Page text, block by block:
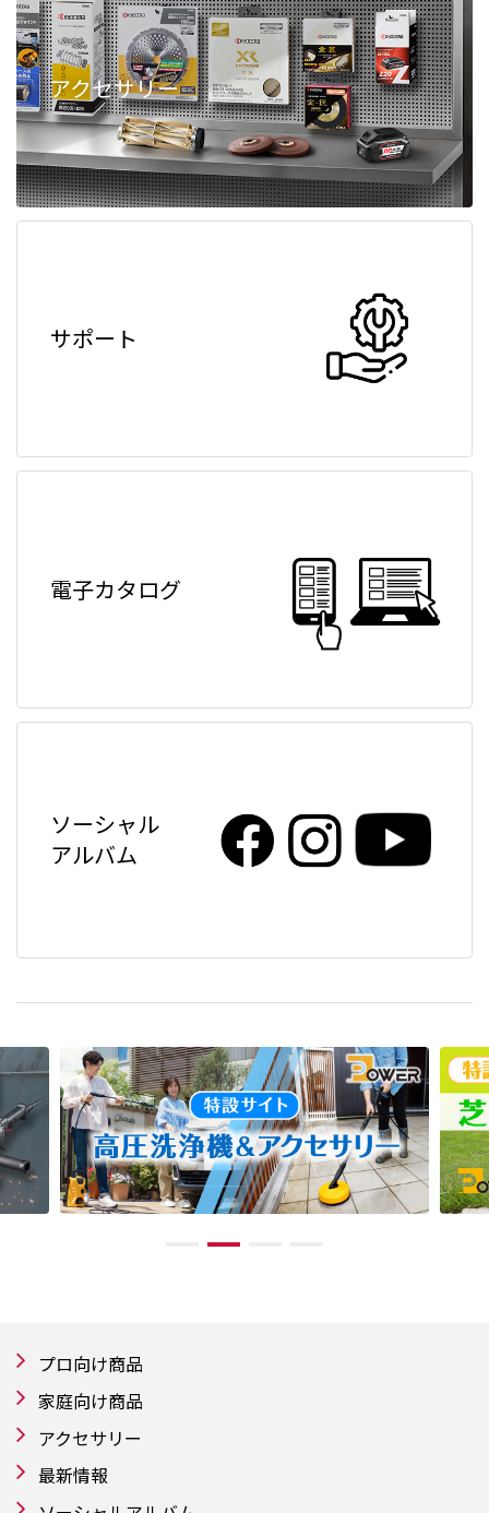
アクセサリー
サポート
電子カタログ
ソーシャル
アルバム
プロ向け商品
家庭向け商品
アクセサリー
最新情報